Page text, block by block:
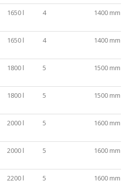
1650 l 4 1400 mm
1650 l 4 1400 mm
1800 l 5 1500 mm
1800 l 5 1500 mm
2000 l 5 1600 mm
2000 l 5 1600 mm
2200 l 5 1600 mm